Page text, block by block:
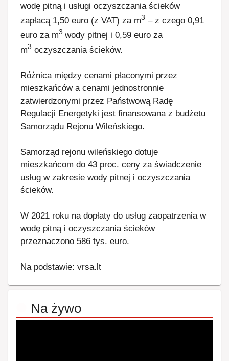
wodę pitną i usługi oczyszczania ścieków
zapłacą 1,50 euro (z VAT) za m3 – z czego 0,91
euro za m3 wody pitnej i 0,59 euro za
m3 oczyszczania ścieków.
Różnica między cenami płaconymi przez
mieszkańców a cenami jednostronnie
zatwierdzonymi przez Państwową Radę
Regulacji Energetyki jest finansowana z budżetu
Samorządu Rejonu Wileńskiego.
Samorząd rejonu wileńskiego dotuje
mieszkańcom do 43 proc. ceny za świadczenie
usług w zakresie wody pitnej i oczyszczania
ścieków.
W 2021 roku na dopłaty do usług zaopatrzenia w
wodę pitną i oczyszczania ścieków
przeznaczono 586 tys. euro.
Na podstawie: vrsa.lt
Na żywo